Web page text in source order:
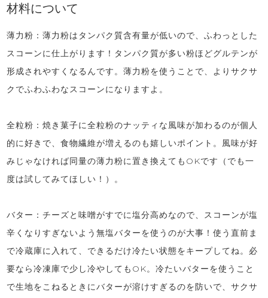
材料について
薄力粉：薄力粉はタンパク質含有量が低いので、ふわっとした
スコーンに仕上がります！タンパク質が多い粉ほどグルテンが
形成されやすくなるんです。薄力粉を使うことで、よりサクサ
クでふわふわなスコーンになりますよ。
全粒粉：焼き菓子に全粒粉のナッティな風味が加わるのが個人
的に好きで、食物繊維が増えるのも嬉しいポイント。風味が好
みじゃなければ同量の薄力粉に置き換えてもOKです（でも一
度は試してみてほしい！）。
バター：チーズと味噌がすでに塩分高めなので、スコーンが塩
辛くなりすぎないよう無塩バターを使うのが大事！使う直前ま
で冷蔵庫に入れて、できるだけ冷たい状態をキープしてね。必
要なら冷凍庫で少し冷やしてもOK。冷たいバターを使うこと
で生地をこねるときにバターが溶けすぎるのを防いで、サクサ